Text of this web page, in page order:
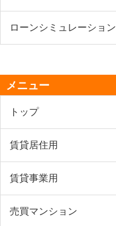
ローンシミュレーション
メニュー
トップ
賃貸居住用
賃貸事業用
売買マンション